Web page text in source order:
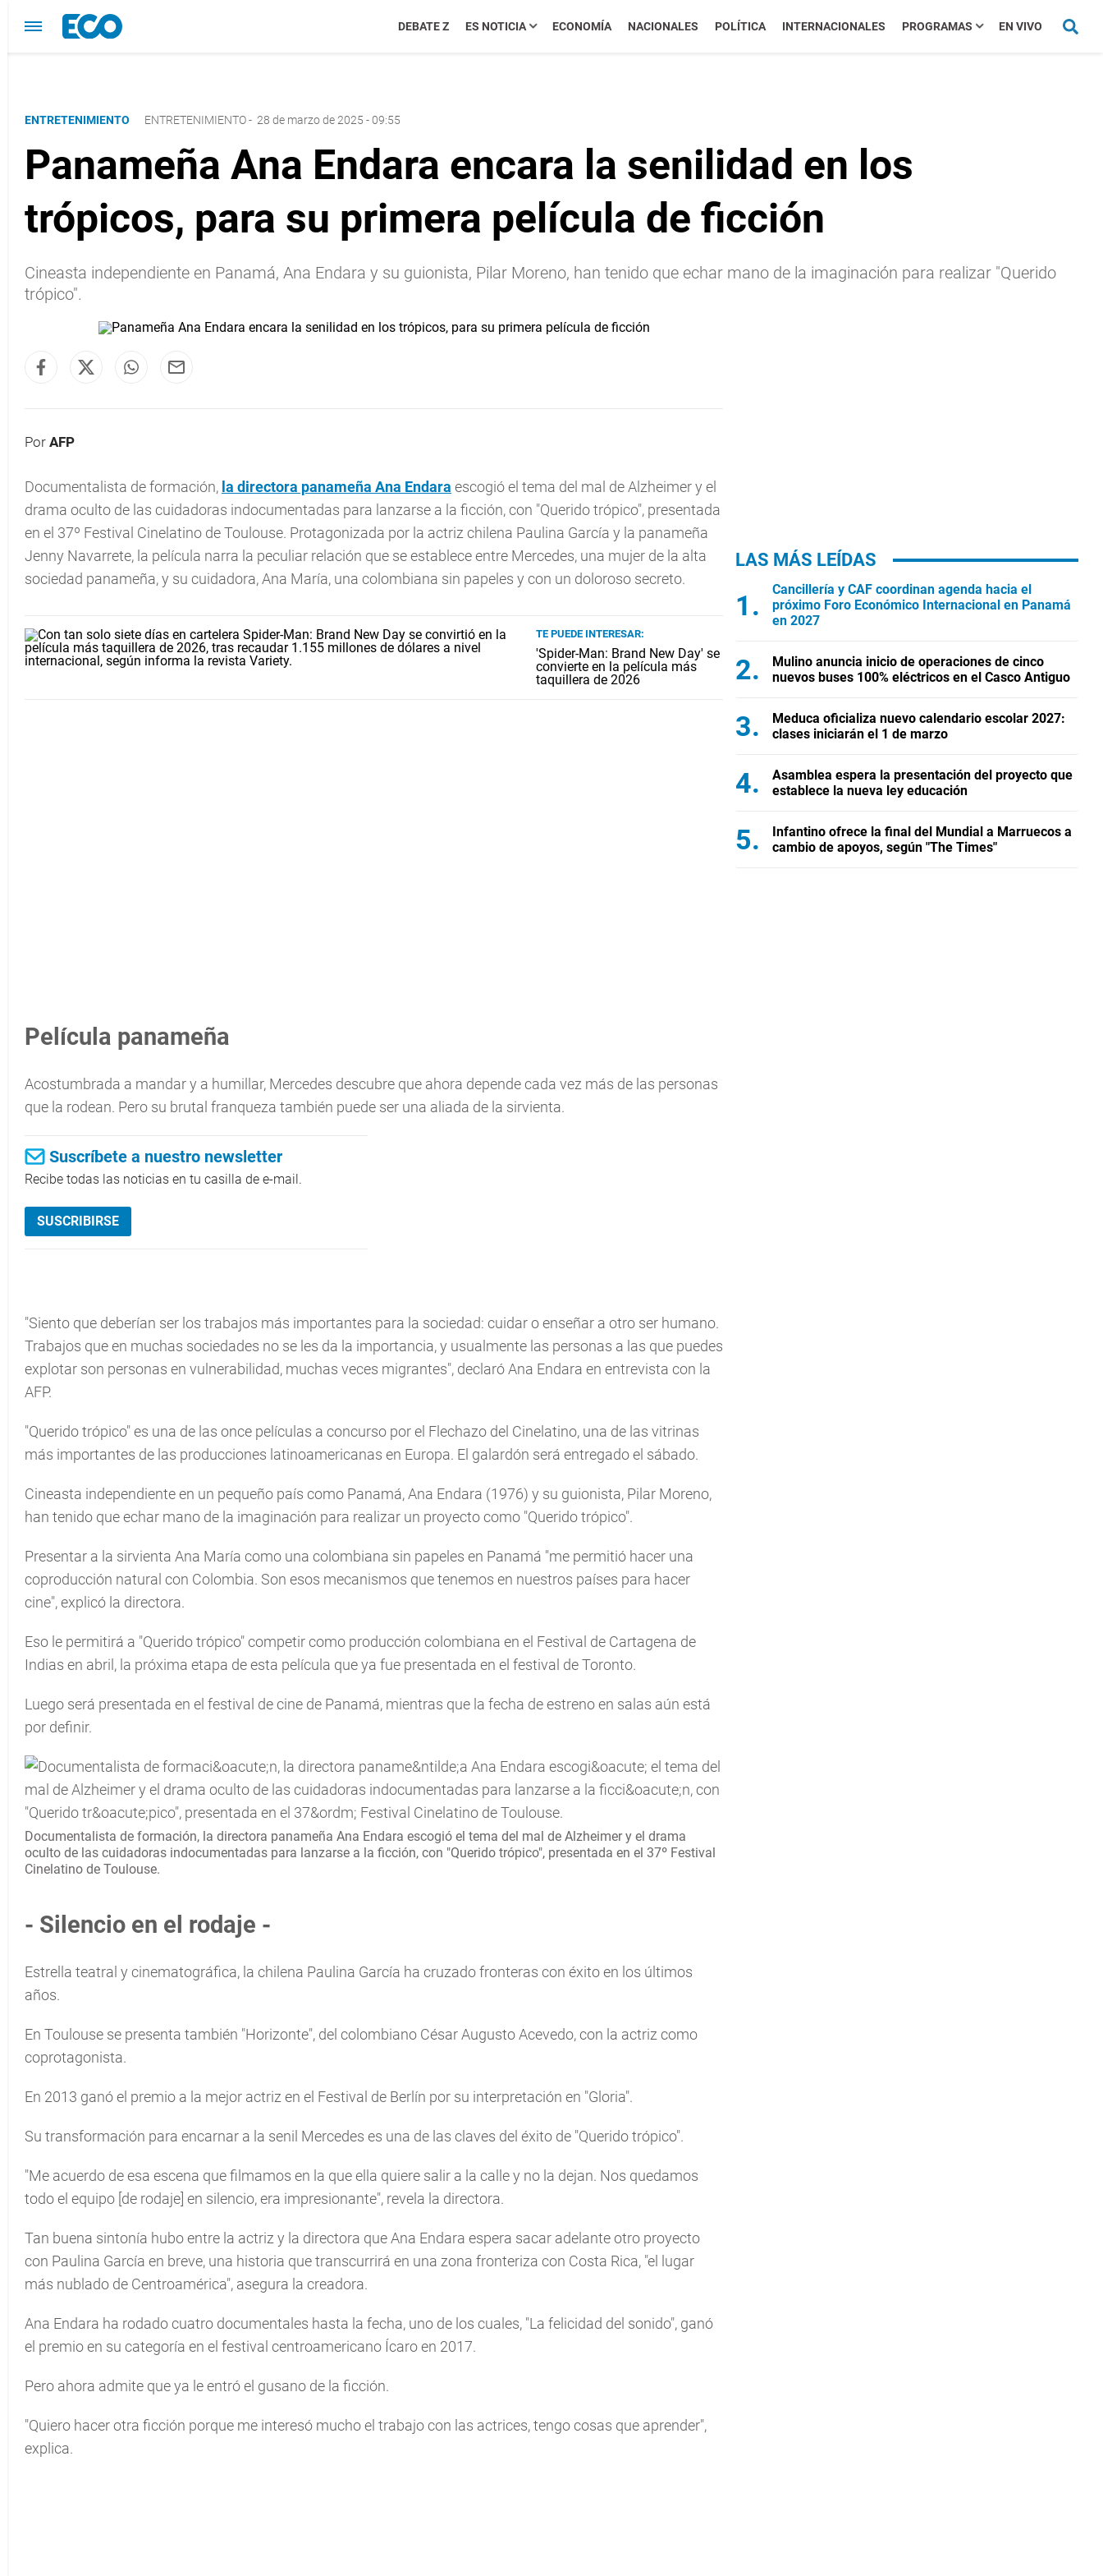
DEBATE Z ES NOTICIA ECONOMÍA NACIONALES POLÍTICA INTERNACIONALES PROGRAMAS EN VIVO
ENTRETENIMIENTO ENTRETENIMIENTO- 28 de marzo de 2025 - 09:55
Panameña Ana Endara encara la senilidad en los
trópicos, para su primera película de ficción
Cineasta independiente en Panamá, Ana Endara y su guionista, Pilar Moreno, han tenido que echar mano de la imaginación para realizar "Querido
trópico".
Por AFP
Documentalista de formación, la directora panameña Ana Endara escogió el tema del mal de Alzheimer y el
drama oculto de las cuidadoras indocumentadas para lanzarse a la ficción, con "Querido trópico", presentada
en el 37º Festival Cinelatino de Toulouse. Protagonizada por la actriz chilena Paulina García y la panameña
Jenny Navarrete, la película narra la peculiar relación que se establece entre Mercedes, una mujer de la alta
sociedad panameña, y su cuidadora, Ana María, una colombiana sin papeles y con un doloroso secreto.
TE PUEDE INTERESAR:
'Spider-Man: Brand New Day' se
convierte en la película más
taquillera de 2026
Película panameña
Acostumbrada a mandar y a humillar, Mercedes descubre que ahora depende cada vez más de las personas
que la rodean. Pero su brutal franqueza también puede ser una aliada de la sirvienta.
Suscríbete a nuestro newsletter
Recibe todas las noticias en tu casilla de e-mail.
SUSCRIBIRSE
"Siento que deberían ser los trabajos más importantes para la sociedad: cuidar o enseñar a otro ser humano.
Trabajos que en muchas sociedades no se les da la importancia, y usualmente las personas a las que puedes
explotar son personas en vulnerabilidad, muchas veces migrantes", declaró Ana Endara en entrevista con la
AFP.
"Querido trópico" es una de las once películas a concurso por el Flechazo del Cinelatino, una de las vitrinas
más importantes de las producciones latinoamericanas en Europa. El galardón será entregado el sábado.
Cineasta independiente en un pequeño país como Panamá, Ana Endara (1976) y su guionista, Pilar Moreno,
han tenido que echar mano de la imaginación para realizar un proyecto como "Querido trópico".
Presentar a la sirvienta Ana María como una colombiana sin papeles en Panamá "me permitió hacer una
coproducción natural con Colombia. Son esos mecanismos que tenemos en nuestros países para hacer
cine", explicó la directora.
Eso le permitirá a "Querido trópico" competir como producción colombiana en el Festival de Cartagena de
Indias en abril, la próxima etapa de esta película que ya fue presentada en el festival de Toronto.
Luego será presentada en el festival de cine de Panamá, mientras que la fecha de estreno en salas aún está
por definir.
Documentalista de formación, la directora panameña Ana Endara escogió el tema del mal de Alzheimer y el drama
oculto de las cuidadoras indocumentadas para lanzarse a la ficción, con "Querido trópico", presentada en el 37º Festival
Cinelatino de Toulouse.
- Silencio en el rodaje -
Estrella teatral y cinematográfica, la chilena Paulina García ha cruzado fronteras con éxito en los últimos
años.
En Toulouse se presenta también "Horizonte", del colombiano César Augusto Acevedo, con la actriz como
coprotagonista.
En 2013 ganó el premio a la mejor actriz en el Festival de Berlín por su interpretación en "Gloria".
Su transformación para encarnar a la senil Mercedes es una de las claves del éxito de "Querido trópico".
"Me acuerdo de esa escena que filmamos en la que ella quiere salir a la calle y no la dejan. Nos quedamos
todo el equipo [de rodaje] en silencio, era impresionante", revela la directora.
Tan buena sintonía hubo entre la actriz y la directora que Ana Endara espera sacar adelante otro proyecto
con Paulina García en breve, una historia que transcurrirá en una zona fronteriza con Costa Rica, "el lugar
más nublado de Centroamérica", asegura la creadora.
Ana Endara ha rodado cuatro documentales hasta la fecha, uno de los cuales, "La felicidad del sonido", ganó
el premio en su categoría en el festival centroamericano Ícaro en 2017.
Pero ahora admite que ya le entró el gusano de la ficción.
"Quiero hacer otra ficción porque me interesó mucho el trabajo con las actrices, tengo cosas que aprender",
explica.
LAS MÁS LEÍDAS
Cancillería y CAF coordinan agenda hacia el
próximo Foro Económico Internacional en Panamá
en 2027
Mulino anuncia inicio de operaciones de cinco
nuevos buses 100% eléctricos en el Casco Antiguo
Meduca oficializa nuevo calendario escolar 2027:
clases iniciarán el 1 de marzo
Asamblea espera la presentación del proyecto que
establece la nueva ley educación
Infantino ofrece la final del Mundial a Marruecos a
cambio de apoyos, según "The Times"